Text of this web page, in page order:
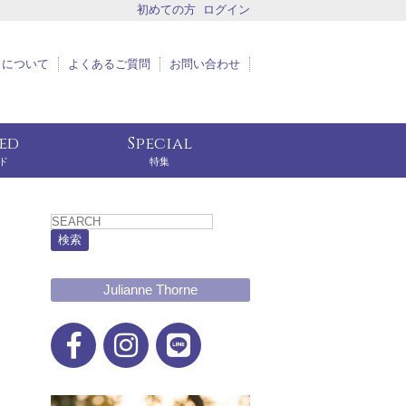
初めての方 ログイン
ついて よくあるご質問 お問い合わせ
Special
特集
検索
Julianne Thorne